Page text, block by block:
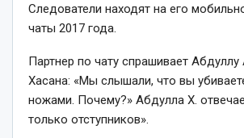
Следователи находят на его
чаты 2017 года.
Партнер по чату спрашивает
Хасана: «Мы слышали, что вы
ножами. Почему?» Абдулла Х.
только отступников».